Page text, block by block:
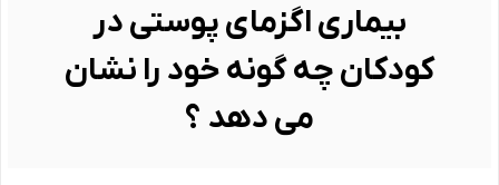
بیماری اگزمای پوستی در
کودکان چه گونه خود را نشان
می دهد ؟